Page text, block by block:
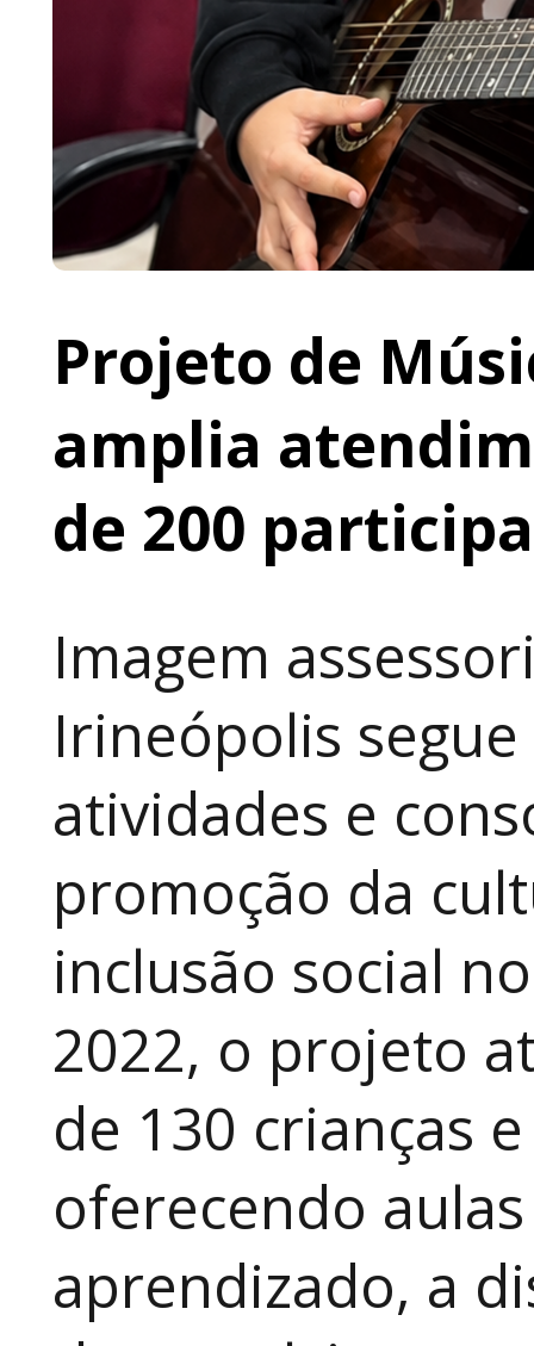
Projeto de
amplia
de 200
Imagem
Irineópolis
atividades e
promoção da
inclusão social
2022, o projeto
de 130 crianças
oferecendo
aprendizado, a